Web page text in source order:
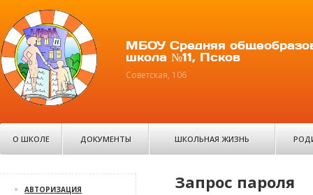
МБОУ Средняя
школа №11, Псков
Советская, 106
О ШКОЛЕ ДОКУМЕНТЫ ШКОЛЬНАЯ ЖИЗНЬ
Запрос пароля
АВТОРИЗАЦИЯ